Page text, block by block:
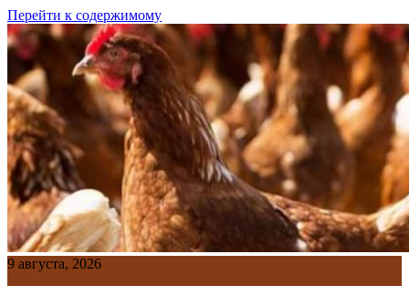
Перейти к содержимому
9 августа, 2026